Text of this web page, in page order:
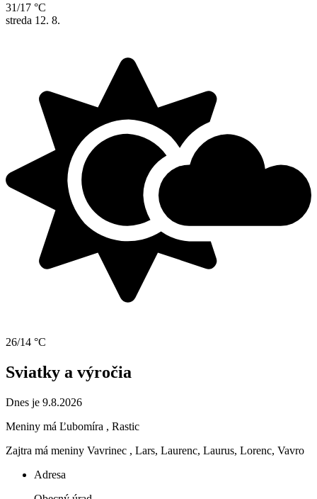
31/17 °C
streda 12. 8.
26/14 °C
Sviatky a výročia
Dnes je 9.8.2026
Meniny má Ľubomíra , Rastic
Zajtra má meniny Vavrinec , Lars, Laurenc, Laurus, Lorenc, Vavro
Adresa